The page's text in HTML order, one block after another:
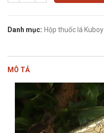
Danh mục: Hộp thuốc lá Kuboy
MÔ TẢ